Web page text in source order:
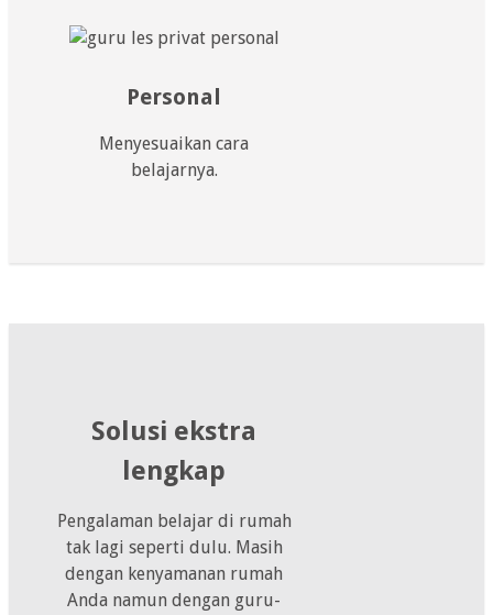
Personal
Menyesuaikan cara
belajarnya.
Solusi ekstra
lengkap
Pengalaman belajar di rumah
tak lagi seperti dulu. Masih
dengan kenyamanan rumah
Anda namun dengan guru-